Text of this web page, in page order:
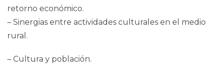
retorno económico.
– Sinergias entre actividades culturales en el medio
rural.
– Cultura y población.